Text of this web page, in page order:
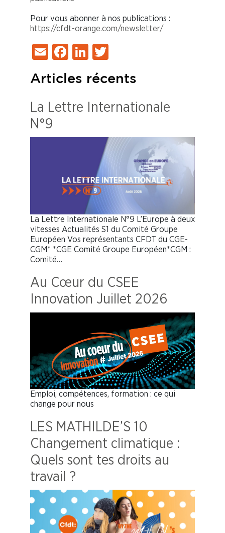
Pour vous abonner à nos publications :
https://cfdt-orange.com/newsletter/
EmailFacebook
LinkedIn
Articles récents
La Lettre Internationale
N°9
La Lettre Internationale N°9 L’Europe à deux
vitesses Actualités S1 du Comité Groupe
Européen Vos représentants CFDT du CGE-
CGM* *CGE Comité Groupe Européen*CGM :
Comité…
Au Cœur du CSEE
Innovation Juillet 2026
Emploi, compétences, formation : ce qui
change pour nous
LES MATHILDE’S 10
Changement climatique :
Quels sont tes droits au
travail ?